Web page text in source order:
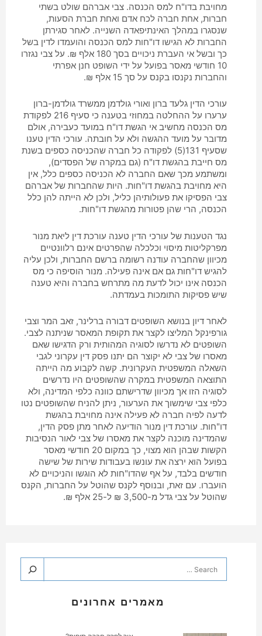
מחויבת בדו"ח למס הכנסה. צבי אברהם שולט בשתי
חברות, אחת חברה לכח אדם ואחת חברת הסעות,
שנסגרו במהלך האינתיפאדה השנייה. לאחר סגירתן
החברות לא הגישו דו"חות למס הכנסה והועמדו לדין בשל
כך ובשל אי העברת ניכויים בסך 180 אלף ₪. על צבי נגזרו
10 חודשי מאסר בפועל על ידי השופט חנן אפרתי
והחברות נקנסו בקנס על סך 15 אלף ₪.
עורכי הדין גלעד ברון ואורי גולדמן ממשרד גולדמן-ברון
ערערו על ההחלטה במחוזי בטענה כי סעיף 216 לפקודת
מס הכנסה מחשיב אי הגשת דו"ח במועד כעבירה, אולם
מדובר על מועד ההגשה ולא על חובתה. עורכי הדין טענו
שסעיף 131(5) לפקודה כל חברה שהכניסה כספים בשנת
מס חייבת בהגשת דו"ח (גם במקרה של הפסדים),
ומשתמע מכך שאם החברה לא הכניסה כספים כלל, אין
היא מחויבת בהגשת דו"חות. היות שהחברות של אברהם
צבי הפסיקו את פעולותיהן כליל, ולכן לא הייתה להן כלל
הכנסה, הרי שהן פטורות מהגשת דו"חות.
נגד הטענות של עורכי הדין טענה עורכת דין ליאת מנור
מפרקליטות מיסוי וכלכלה שהפרטים אינם רלוונטיים
מכיוון שהחברה עודנה רשומה ברשם החברות, ולכן עליה
להגיש דו"חות גם אם אינה פעילה. מנור הוסיפה כי מס
הכנסה אינו יכול לדעת מה מתרחש בחברה והיא טענה
שיש פסיקות התומכות בעמדתה.
לאחר דיון בנושא השופטים דבורה ברלינר, זאב המר וצבי
גורפינקל המליצו לקצר את תקופת המאסר שניתנה לצבי.
השופטים לא נדרשו לסוגיה המהותית ורק הדגישו שאם
מאסרו של צבי לא יקוצר הם יתנו פסק דין עקרוני לגבי
השאלה המשפטית העקרונית. קשה לקבוע מה הייתה
התוצאה המשפטית במקרה שהשופטים היו נדרשים
לסוגיה הזו אך מכיוון שדרישתם כוונה כלפי המדינה, ולא
כלפי צבי שימשוך את הערעור, ניתן להניח שהשופטים נטו
לדעה לפיה חברה לא פעילה אינה מחויבת בהגשת
דו"חות. עורכת דין מנור הודיעה לאחר מתן פסק הדין,
שהמדינה מוכנה לקצר את מאסרו של צבי לאור הנסיבות
הקשות שבהן הוא מצוי, כך במקום 20 חודשי מאסר
בפועל הוא ירצה את עונשו בעבודות שירות של שישה
חודשים בלבד, על אף שהדו"חות לא הוגשו והניכויים לא
הועברו. עם זאת, ובנוסף לקנס שהוטל על החברות, הקנס
שהוטל על צבי גדל מ-3,500 ₪ ל-25 אלף ₪.
מאמרים אחרונים